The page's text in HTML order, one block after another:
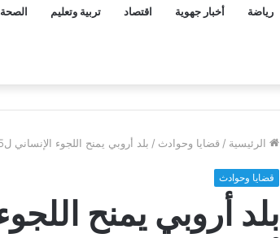
رياضة أخبار جهوية اقتصاد تربية وتعليم الصحة
الرئيسية / قضايا وحوادث / بلد أروبي يمنح اللجوء الإنساني ل55 مغربي أغلبهم مثليون جنسيا
قضايا وحوادث